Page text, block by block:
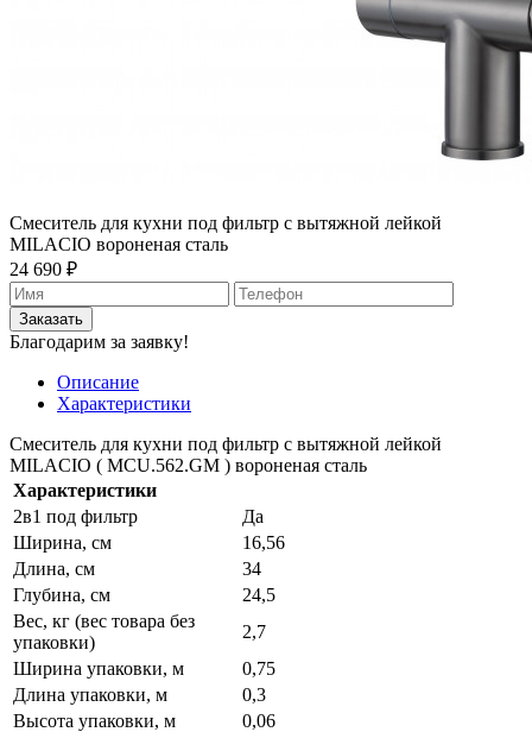
Смеситель для кухни под фильтр с вытяжной лейкой
MILACIO вороненая сталь
24 690 ₽
Заказать
Благодарим за заявку!
Описание
Характеристики
Смеситель для кухни под фильтр с вытяжной лейкой
MILACIO ( MCU.562.GM ) вороненая сталь
Характеристики
2в1 под фильтр
Да
Ширина, см
16,56
Длина, см
34
Глубина, см
24,5
Вес, кг (вес товара без
упаковки)
2,7
Ширина упаковки, м
0,75
Длина упаковки, м
0,3
Высота упаковки, м
0,06